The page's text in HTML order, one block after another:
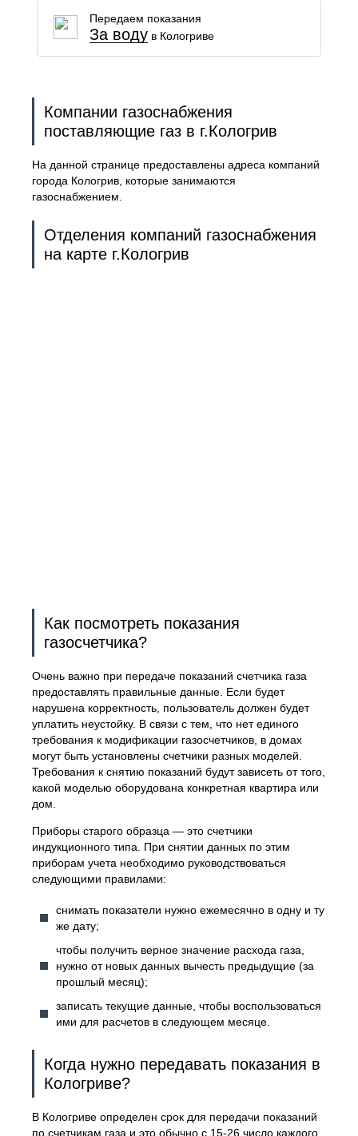
Передаем показания
За водув Кологриве
Компании газоснабжения
поставляющие газ в г.Кологрив
На данной странице предоставлены адреса компаний
города Кологрив, которые занимаются
газоснабжением.
Отделения компаний газоснабжения
на карте г.Кологрив
Как посмотреть показания
газосчетчика?
Очень важно при передаче показаний счетчика газа
предоставлять правильные данные. Если будет
нарушена корректность, пользователь должен будет
уплатить неустойку. В связи с тем, что нет единого
требования к модификации газосчетчиков, в домах
могут быть установлены счетчики разных моделей.
Требования к снятию показаний будут зависеть от того,
какой моделью оборудована конкретная квартира или
дом.
Приборы старого образца — это счетчики
индукционного типа. При снятии данных по этим
приборам учета необходимо руководствоваться
следующими правилами:
снимать показатели нужно ежемесячно в одну и ту
же дату;
чтобы получить верное значение расхода газа,
нужно от новых данных вычесть предыдущие (за
прошлый месяц);
записать текущие данные, чтобы воспользоваться
ими для расчетов в следующем месяце.
Когда нужно передавать показания в
Кологриве?
В Кологриве определен срок для передачи показаний
по счетчикам газа и это обычно с 15-26 число каждого